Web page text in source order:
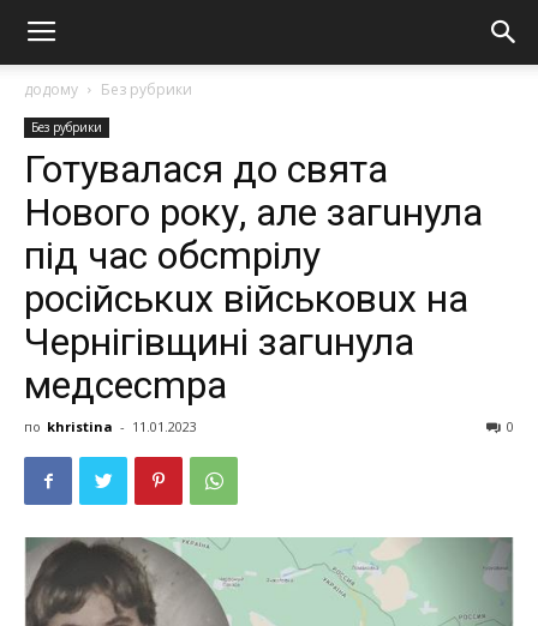
додому Без рубрики
Без рубрики
Готувалася до свята
Нового року, але загuнула
під час обсmрілу
російськuх військовuх на
Чернігівщині загuнула
медсесmра
по khristina - 11.01.2023 0